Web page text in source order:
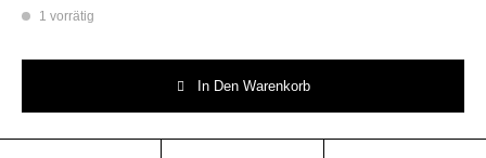
1 vorrätig
In Den Warenkorb